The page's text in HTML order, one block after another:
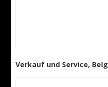
Verkauf und Service,